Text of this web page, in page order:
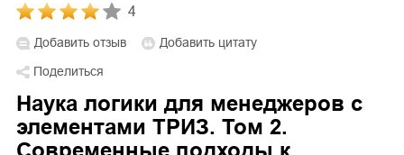
4
Добавить отзыв
Добавить цитату
Поделиться
Наука логики для менеджеров с
элементами ТРИЗ. Том 2.